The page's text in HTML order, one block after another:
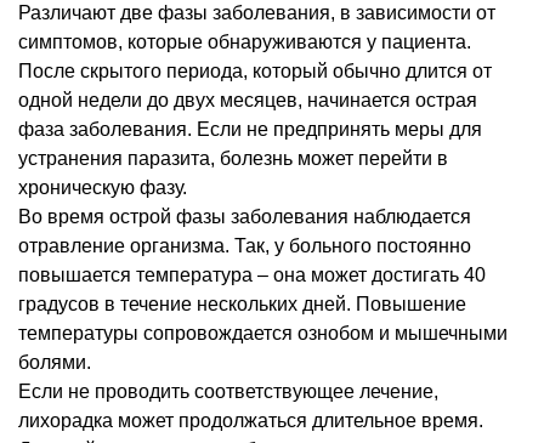
Различают две фазы заболевания, в зависимости от
симптомов, которые обнаруживаются у пациента.
После скрытого периода, который обычно длится от
одной недели до двух месяцев, начинается острая
фаза заболевания. Если не предпринять меры для
устранения паразита, болезнь может перейти в
хроническую фазу.
Во время острой фазы заболевания наблюдается
отравление организма. Так, у больного постоянно
повышается температура – она может достигать 40
градусов в течение нескольких дней. Повышение
температуры сопровождается ознобом и мышечными
болями.
Если не проводить соответствующее лечение,
лихорадка может продолжаться длительное время.